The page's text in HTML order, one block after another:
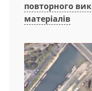
повторного
матеріалів